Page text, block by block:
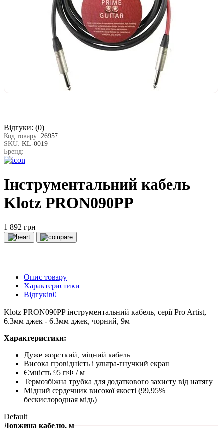
Відгуки: (0)
Код товару: 26957
SKU: KL-0019
Бренд:
Інструментальний кабель
Klotz PRON090PP
1 892 грн
Опис товару
Характеристики
Відгуків0
Klotz PRON090PP інструментальний кабель, серії Pro Artist,
6.3мм джек - 6.3мм джек, чорний, 9м
Характеристики:
Дуже жорсткий, міцний кабель
Висока провідність і ультра-гнучкий екран
Ємність 95 пФ / м
Термозбіжна трубка для додаткового захисту від натягу
Мідний сердечник високої якості (99,95%
бескислородная мідь)
Default
Довжина кабелю, м